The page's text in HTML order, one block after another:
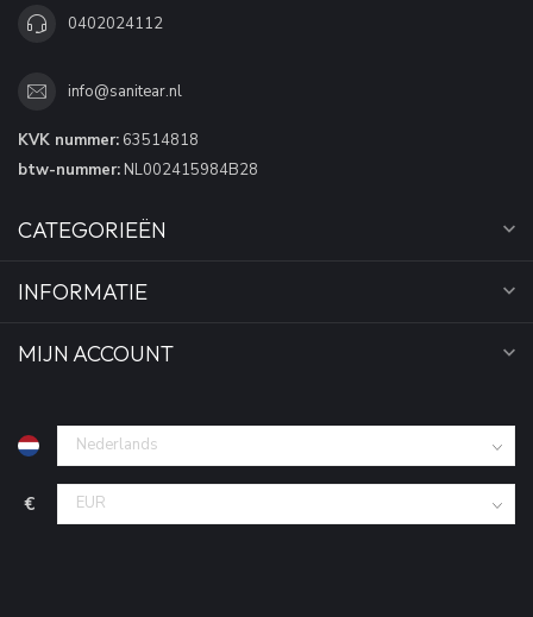
0402024112
info@sanitear.nl
KVK nummer: 63514818
btw-nummer: NL002415984B28
CATEGORIEËN
INFORMATIE
MIJN ACCOUNT
€